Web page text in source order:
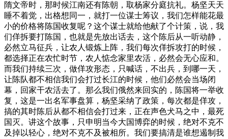
隋文帝时，那时候江南还有陈朝，取杨家分庭抗礼。杨坚天天
睡不着觉，出格想同一，就打一位谋士筹议，我们怎样能花最
小的价格将陈国收复呢？这个谋士就给他献了个计策，说，我
们佯拆要打陈国，也就是先放出话去，这个陈后从一听动静，
必然立马征兵，让农人锻炼上阵，我们每次佯拆攻打的时候，
都选择正在农忙时节，农人惦念家里农活，必然会无心应和。
而我们持续三次，做佯攻形态，只喊话，不出兵，到哪一天，
让陈队都不相信我们会打过长江的时候，他们必然会当场闭
幕，回家干农活去了。那么我们俄然来回实的，陈国将一举收
复，这是一出名军事盘算，杨坚采纳了政策，每次都是佯攻，
搞的其时陈后从都不相信会打过来，正在声色犬马之中，最死
国灭。讲这个故事，只申明当今大国博弈的时候，绝对不克不
及掉以轻心，绝对不克不及被相所。我们要搞清是谁想遏制我